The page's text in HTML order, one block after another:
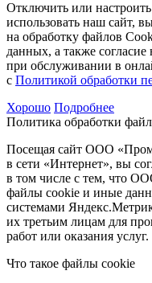
Отключить или
использовать наш сайт,
на обработку файлов
данных, а также
при обслуживании в
с Политикой обработки
Хорошо Подробнее
Политика обработки
Посещая сайт ООО
в сети «Интернет», вы
в том числе с тем, что
файлы cookie и иные
системами
их третьим лицам для
работ или оказания услуг.
Что такое файлы cookie